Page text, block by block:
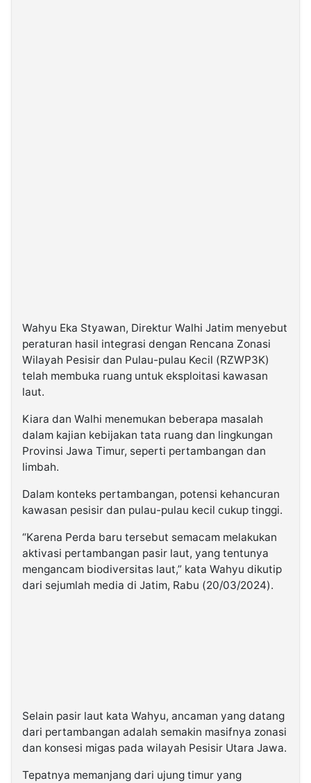
Wahyu Eka Styawan, Direktur Walhi Jatim menyebut
peraturan hasil integrasi dengan Rencana Zonasi
Wilayah Pesisir dan Pulau-pulau Kecil (RZWP3K)
telah membuka ruang untuk eksploitasi kawasan
laut.
Kiara dan Walhi menemukan beberapa masalah
dalam kajian kebijakan tata ruang dan lingkungan
Provinsi Jawa Timur, seperti pertambangan dan
limbah.
Dalam konteks pertambangan, potensi kehancuran
kawasan pesisir dan pulau-pulau kecil cukup tinggi.
“Karena Perda baru tersebut semacam melakukan
aktivasi pertambangan pasir laut, yang tentunya
mengancam biodiversitas laut,” kata Wahyu dikutip
dari sejumlah media di Jatim, Rabu (20/03/2024).
Selain pasir laut kata Wahyu, ancaman yang datang
dari pertambangan adalah semakin masifnya zonasi
dan konsesi migas pada wilayah Pesisir Utara Jawa.
Tepatnya memanjang dari ujung timur yang